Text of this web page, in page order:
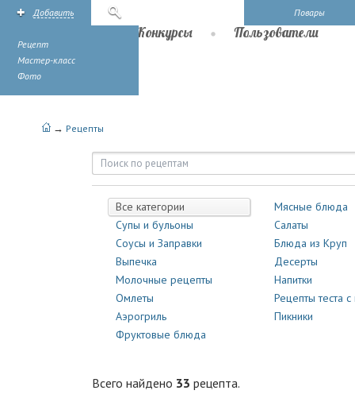
Повары
Добавить
Рецепт
Мастер-класс
Фото
Конкурсы Пользователи
→ Рецепты
Рецепты | Повары.ру
Все категории
Мясные блюда
Супы и бульоны
Салаты
Соусы и Заправки
Блюда из Круп
Выпечка
Десерты
Молочные рецепты
Напитки
Омлеты
Рецепты теста с
Аэрогриль
Пикники
Фруктовые блюда
Всего найдено 33 рецепта.